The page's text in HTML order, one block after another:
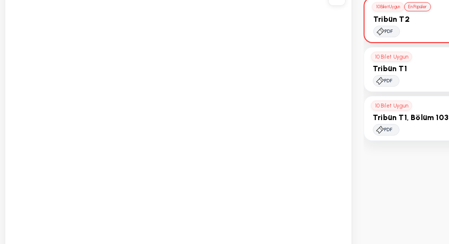
10 Bilet Uygun En Popüler
Tribün T2
PDF
10 Bilet Uygun
Tribün T1
PDF
10 Bilet Uygun
Tribün T1, Bölüm 103
PDF